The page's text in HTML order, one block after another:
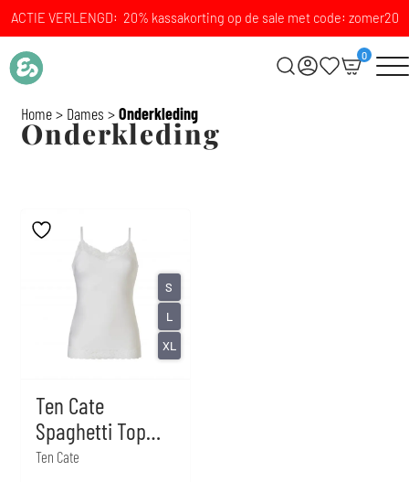
ACTIE VERLENGD: 20% kassakorting op de sale met code: zomer20
0
Home> Dames >Onderkleding
Onderkleding
Ten Cate
Spaghetti Top
Lace – Off white
Ten Cate
S
L
XL